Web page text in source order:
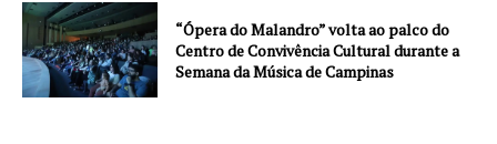
“Ópera do Malandro” volta ao palco do
Centro de Convivência Cultural durante a
Semana da Música de Campinas